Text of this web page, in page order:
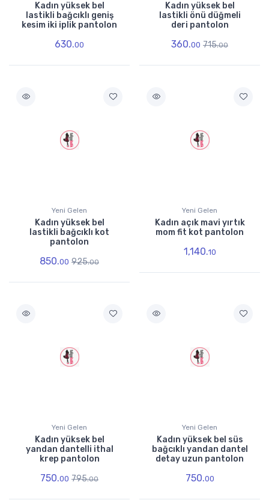
Kadın yüksek bel
lastikli bağcıklı geniş
kesim iki iplik pantolon
630.00
Kadın yüksek bel
lastikli önü düğmeli
deri pantolon
360.00 715.00
Yeni Gelen
Kadın yüksek bel
lastikli bağcıklı kot
pantolon
850.00 925.00
Yeni Gelen
Kadın açık mavi yırtık
mom fit kot pantolon
1,140.10
Yeni Gelen
Kadın yüksek bel
yandan dantelli ithal
krep pantolon
750.00 795.00
Yeni Gelen
Kadın yüksek bel süs
bağcıklı yandan dantel
detay uzun pantolon
750.00